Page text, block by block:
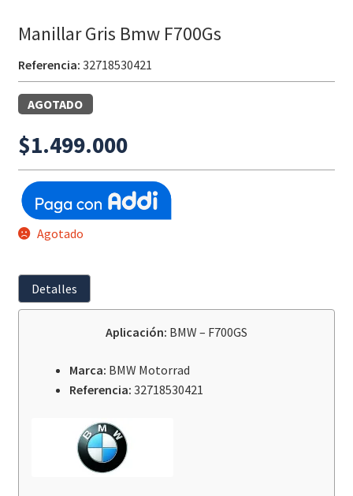
Manillar Gris Bmw F700Gs
Referencia: 32718530421
AGOTADO
$1.499.000
Agotado
Detalles
Aplicación: BMW – F700GS
Marca: BMW Motorrad
Referencia: 32718530421